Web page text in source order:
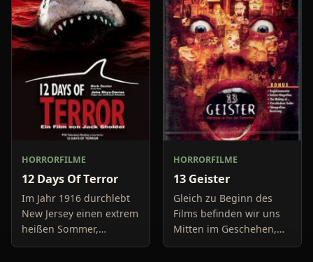
Boulevard-Meldungen
und befassen sich
neuerdings mit Se
Auto springt auf 11:14h,
genau in dem Moment
fäll
HORRORFILME
12 Days Of Terror
Im Jahr 1916 durchlebt
New Jersey einen extrem
heißen Sommer,
während in Europa der
HORRORFILME
13 Geister
Gleich zu Beginn des
Films befinden wir uns
Mitten im Geschehen,
eine Gruppe von Leuten